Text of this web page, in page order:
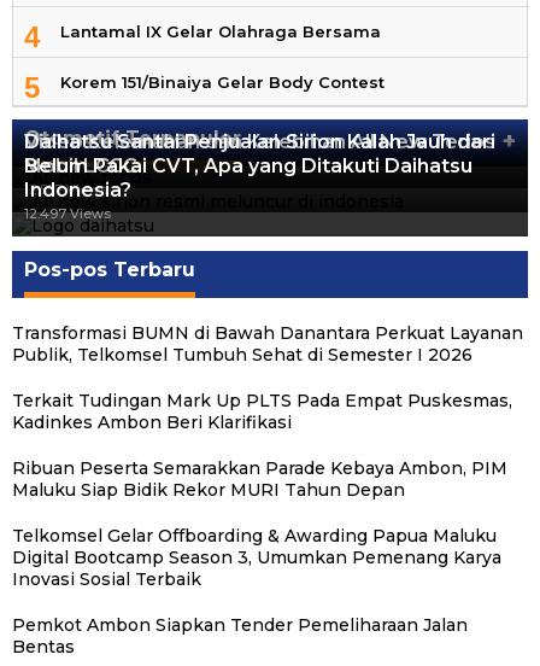
4 Lantamal IX Gelar Olahraga Bersama
5 Korem 151/Binaiya Gelar Body Contest
Otomotif Terpopuler +
Video Kelemahan dan Kelebihan All New Terios
13.422 Views
Daihatsu Santai Penjualan Sirion Kalah Jauh dari
Mobil LCGC
12.557 Views
Belum Pakai CVT, Apa yang Ditakuti Daihatsu
Indonesia?
12.497 Views
Pos-pos Terbaru
Transformasi BUMN di Bawah Danantara Perkuat Layanan
Publik, Telkomsel Tumbuh Sehat di Semester I 2026
Terkait Tudingan Mark Up PLTS Pada Empat Puskesmas,
Kadinkes Ambon Beri Klarifikasi
Ribuan Peserta Semarakkan Parade Kebaya Ambon, PIM
Maluku Siap Bidik Rekor MURI Tahun Depan
Telkomsel Gelar Offboarding & Awarding Papua Maluku
Digital Bootcamp Season 3, Umumkan Pemenang Karya
Inovasi Sosial Terbaik
Pemkot Ambon Siapkan Tender Pemeliharaan Jalan
Bentas
Michael Wattimena : Blok Masela Mulai
Putra Maluku Pimpin Penegakan Hukum ESDM,
Milad ke-24 PKS Maluku, Ratusan Warga
PKS Targetkan Peningkatan Kursi Legislatif
Gubernur Maluku Harap PKS Terus